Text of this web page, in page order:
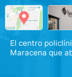
El centro
Maracena que
especialidades
fisioterapia,